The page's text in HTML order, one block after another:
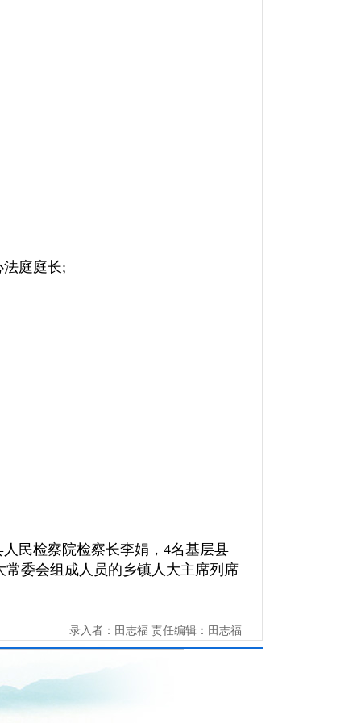
庭庭长;
民检察院检察长李娟，4名基层县
委会组成人员的乡镇人大主席列席
录入者：田志福 责任编辑：田志福